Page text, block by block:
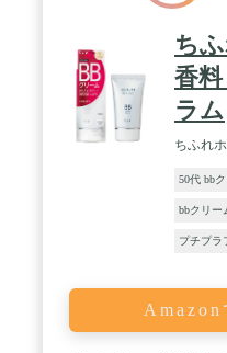
ち
香
ラム
ちふれ
50代 bb
bbクリー
プチプラ
Amazon